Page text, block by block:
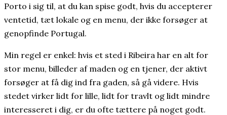
Porto i sig til, at du kan spise godt, hvis du accepterer
ventetid, tæt lokale og en menu, der ikke forsøger at
genopfinde Portugal.
Min regel er enkel: hvis et sted i Ribeira har en alt for
stor menu, billeder af maden og en tjener, der aktivt
forsøger at få dig ind fra gaden, så gå videre. Hvis
stedet virker lidt for lille, lidt for travlt og lidt mindre
interesseret i dig, er du ofte tættere på noget godt.